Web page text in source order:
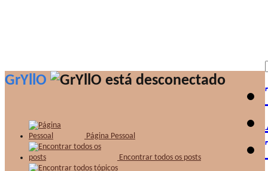
GrYllO
Página Pessoal
Encontrar todos os posts